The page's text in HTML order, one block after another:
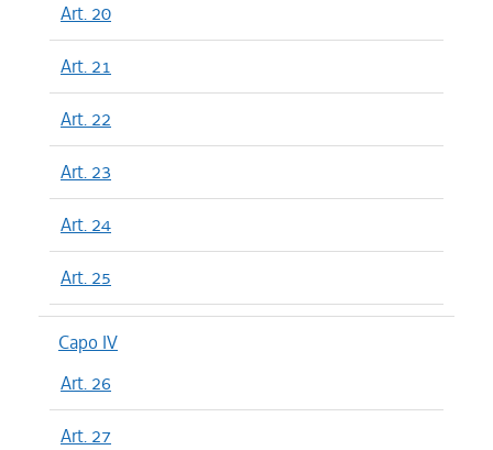
Art. 20
Art. 21
Art. 22
Art. 23
Art. 24
Art. 25
Capo IV
Art. 26
Art. 27